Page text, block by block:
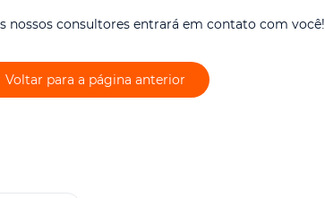
nossos consultores entrará em contato com você!
Voltar para a página anterior